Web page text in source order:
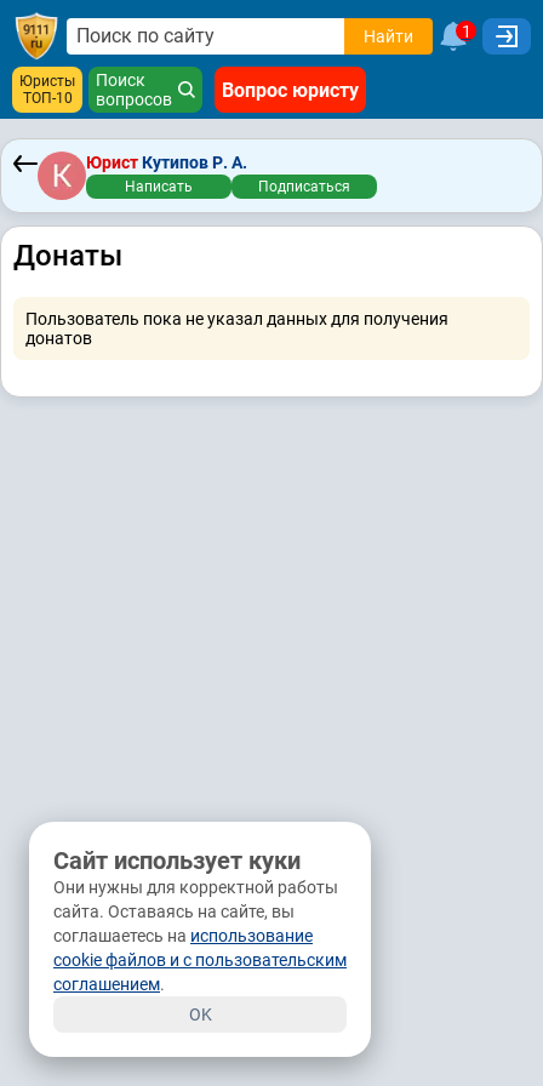
Найти 1
Юристы
ТОП-10
Поиск
вопросов
Вопрос юристу
Юрист Кутипов Р. А.
Написать Подписаться
Донаты
Пользователь пока не указал данных для получения
донатов
Сайт использует куки
Они нужны для корректной работы
сайта. Оставаясь на сайте, вы
соглашаетесь на использование
cookie файлов и с пользовательским
соглашением.
OK